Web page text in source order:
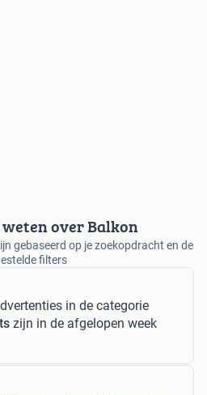
over Balkon
gebaseerd op je zoekopdracht en de
filters
in de categorie
zijn in de afgelopen week